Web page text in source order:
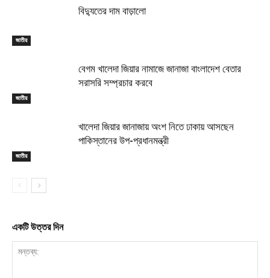
জাতীয়
বিদ্যুতের দাম বাড়ালো
জাতীয়
বেগম খালেদা জিয়ার নামাজে জানাজা বাংলাদেশ বেতার
সরাসরি সম্প্রচার করবে
জাতীয়
খালেদা জিয়ার জানাজায় অংশ নিতে ঢাকায় আসছেন
পাকিস্তানের উপ-প্রধানমন্ত্রী
একটি উত্তর দিন